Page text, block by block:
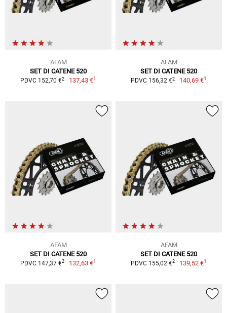
AFAM
SET DI CATENE 520
PDVC 152,70 €2 137,43 €1
AFAM
SET DI CATENE 520
PDVC 156,32 €2 140,69 €1
AFAM
SET DI CATENE 520
PDVC 147,37 €2 132,63 €1
AFAM
SET DI CATENE 520
PDVC 155,02 €2 139,52 €1